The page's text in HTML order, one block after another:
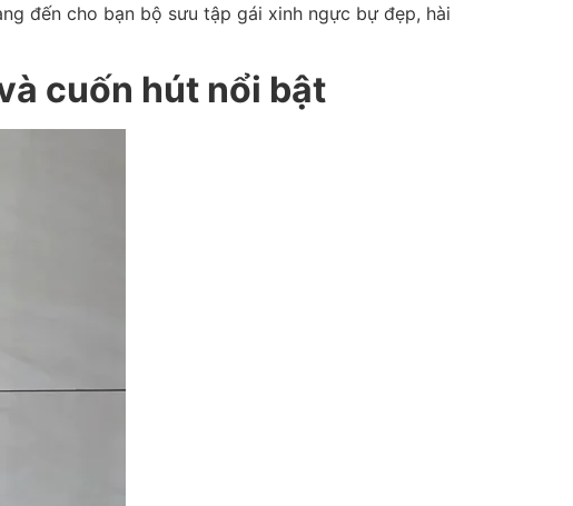
đến cho bạn bộ sưu tập gái xinh ngực bựđẹp, hài
cuốn hút nổi bật